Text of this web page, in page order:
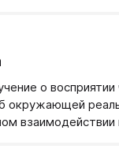
о восприятии
окружающей